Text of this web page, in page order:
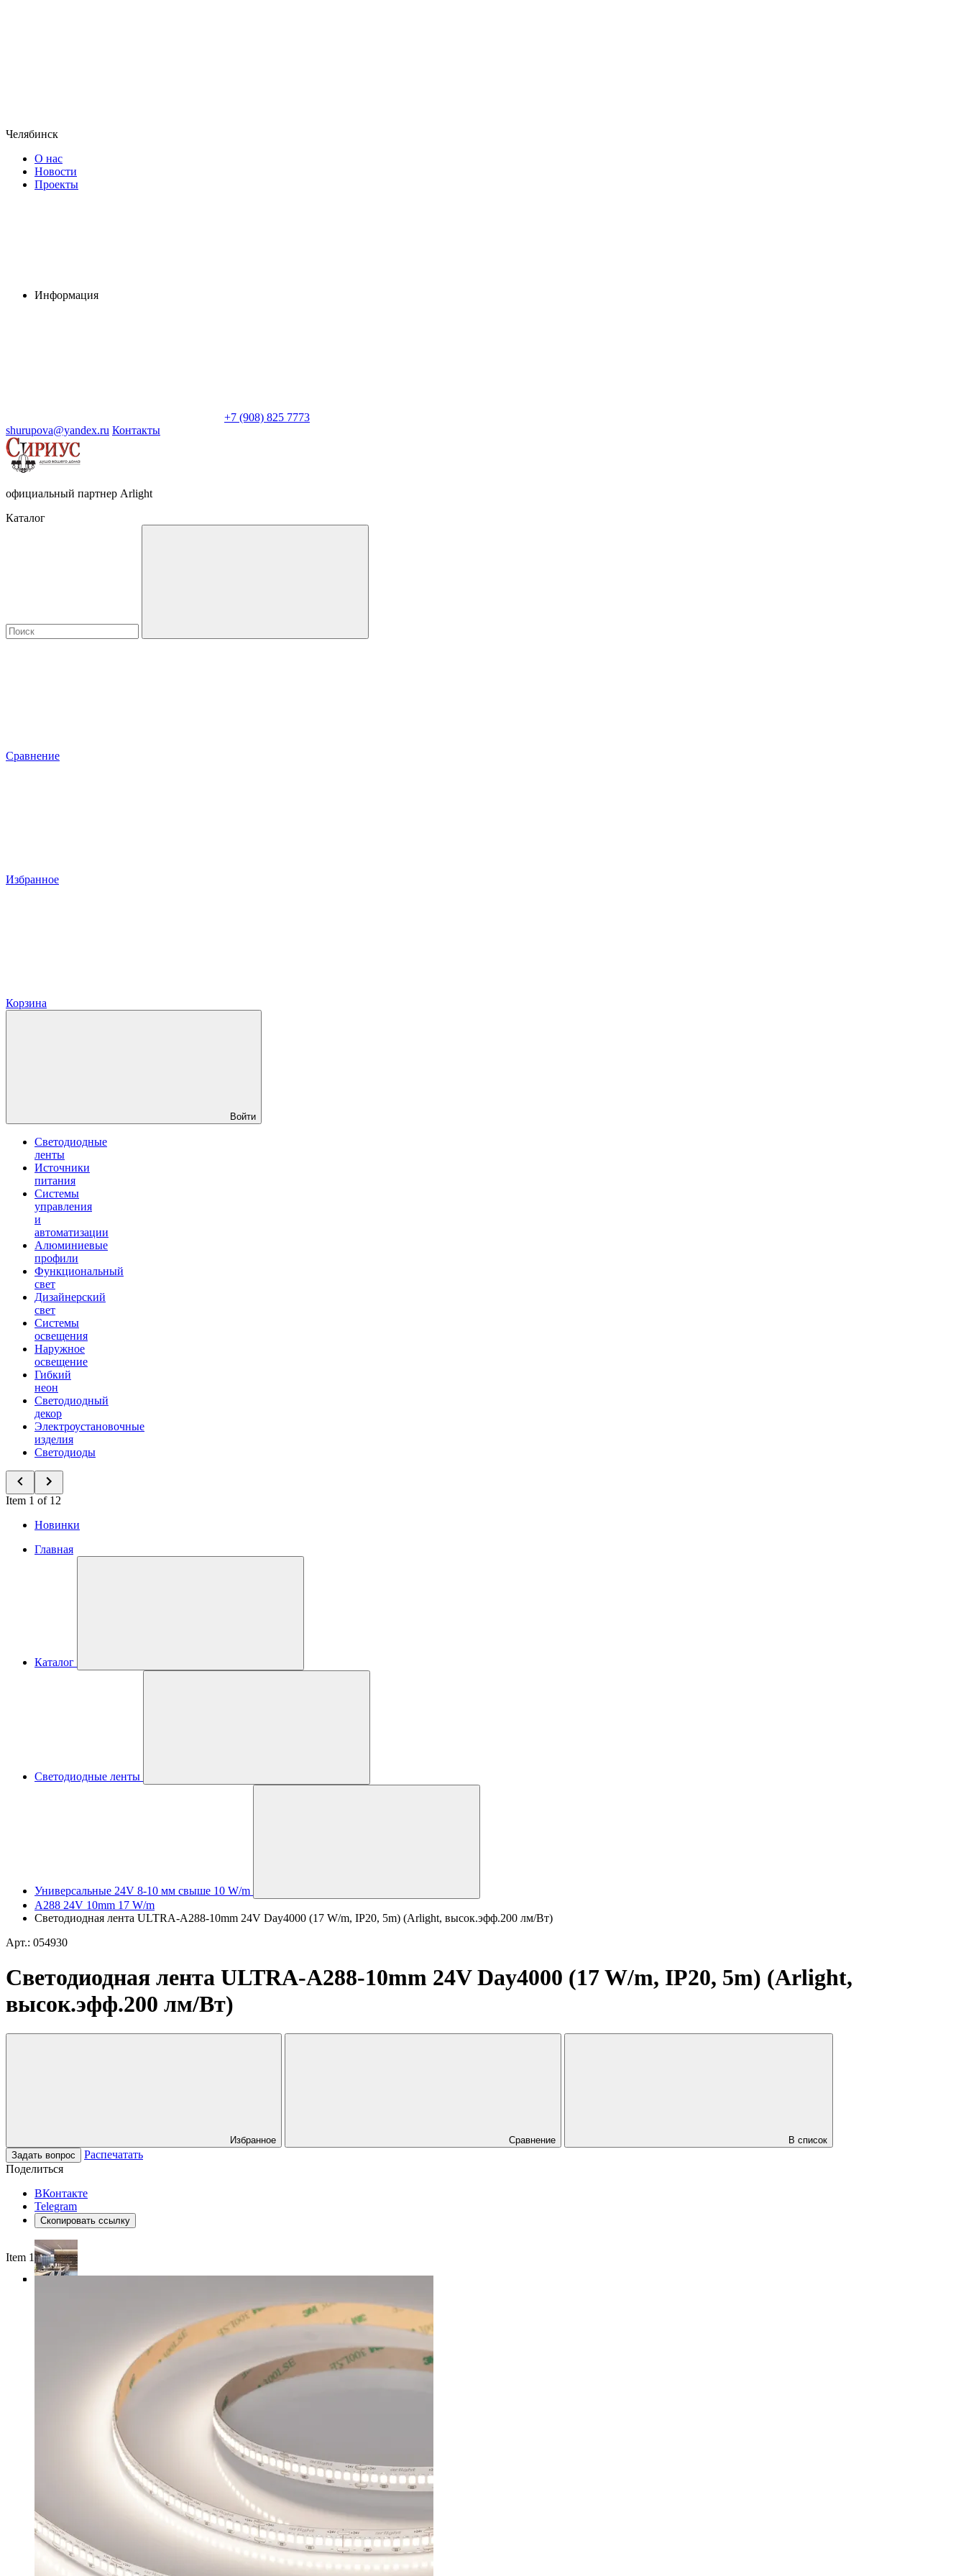
Челябинск
О нас
Новости
Проекты
Информация
+7 (908) 825 7773
shurupova@yandex.ru Контакты
официальный партнер Arlight
Каталог
Сравнение
Избранное
Корзина
Войти
Светодиодные
ленты
Источники
питания
Системы
управления
и
автоматизации
Алюминиевые
профили
Функциональный
свет
Дизайнерский
свет
Системы
освещения
Наружное
освещение
Гибкий
неон
Светодиодный
декор
Электроустановочные
изделия
Светодиоды
Item 1 of 12
Новинки
Главная
Каталог
Светодиодные ленты
Универсальные 24V 8-10 мм свыше 10 W/m
A288 24V 10mm 17 W/m
Светодиодная лента ULTRA-A288-10mm 24V Day4000 (17 W/m, IP20, 5m) (Arlight, высок.эфф.200 лм/Вт)
Арт.: 054930
Светодиодная лента ULTRA-A288-10mm 24V Day4000 (17 W/m, IP20, 5m) (Arlight,
высок.эфф.200 лм/Вт)
Избранное Сравнение
В список
Задать вопрос
Распечатать
Поделиться
ВКонтакте
Telegram
Скопировать ссылку
Item 1 of 4